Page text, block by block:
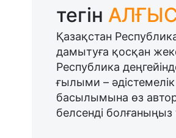
тегін
Қазақстан
дамытуға қосқан
Республика
ғылыми –
басылымына өз
белсенді болғаныңыз